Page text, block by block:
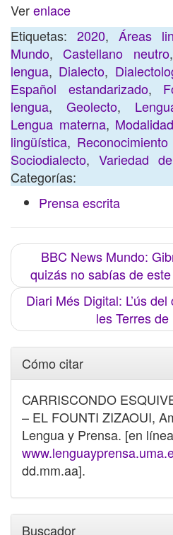
Verenlace
Etiquetas: 2020, Áreas
Mundo,Castellano neutro
lengua, Dialecto,
Español estandarizado,
lengua, Geolecto,
Lengua materna,
lingüística,
Sociodialecto,Variedad
Categorías:
Prensa escrita
BBC News Mundo:
quizás no sabías de
Diari Més Digital: L’ús
les Terres de
Cómo citar
CARRISCONDO
– EL FOUNTI ZIZAOUI,
Lengua y Prensa. [en
dd.mm.aa].
Buscador